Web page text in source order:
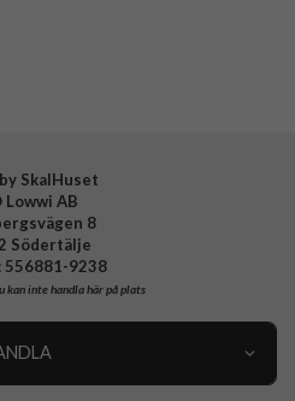
SkalHuset
Lowwi AB
8
Södertälje
556881-9238
kan inte handla här på plats